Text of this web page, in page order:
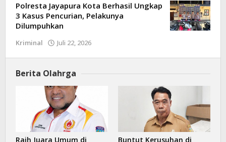
Polresta Jayapura Kota Berhasil Ungkap
3 Kasus Pencurian, Pelakunya
Dilumpuhkan
Kriminal Juli 22, 2026
Berita Olahrga
Raih Juara Umum di Buntut Kerusuhan di